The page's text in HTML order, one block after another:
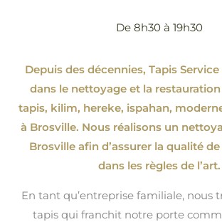
De 8h30 à 19h30
Depuis des décennies, Tapis
dans le nettoyage et la
tapis, kilim, hereke, ispahan,
à Brosville. Nous réalisons un
Brosville afin d’assurer la qualité
dans les règles de l’art.
En tant qu’entreprise familiale, nous
tapis qui franchit notre porte